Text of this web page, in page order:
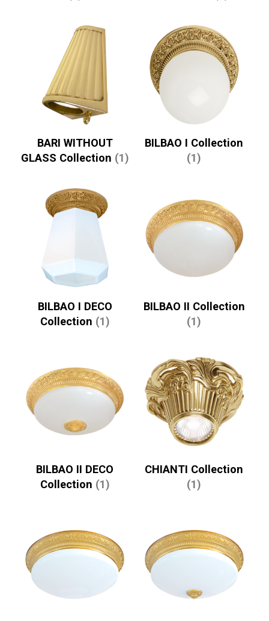
BARI WITHOUT
GLASS Collection (1)
BILBAO I Collection
(1)
BILBAO I DECO
Collection (1)
BILBAO II Collection
(1)
BILBAO II DECO
Collection (1)
CHIANTI Collection
(1)